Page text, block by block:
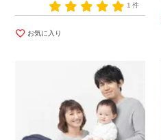
1件
お気に入り